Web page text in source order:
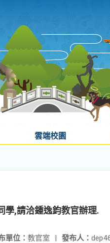
雲端校園
學,請洽鍾逸鈞教官辦理.
發布人：
單位： 教官室 |